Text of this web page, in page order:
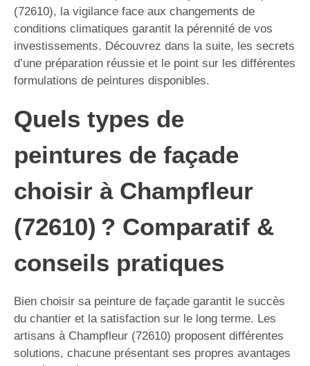
(72610), la vigilance face aux changements de
conditions climatiques garantit la pérennité de vos
investissements. Découvrez dans la suite, les secrets
d’une préparation réussie et le point sur les différentes
formulations de peintures disponibles.
Quels types de
peintures de façade
choisir à Champfleur
(72610) ? Comparatif &
conseils pratiques
Bien choisir sa peinture de façade garantit le succès
du chantier et la satisfaction sur le long terme. Les
artisans à Champfleur (72610) proposent différentes
solutions, chacune présentant ses propres avantages